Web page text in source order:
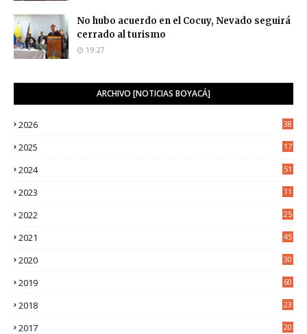
No hubo acuerdo en el Cocuy, Nevado seguirá
cerrado al turismo
19:27
ARCHIVO [NOTICIAS BOYACÁ]
2026 38
2025
17
2024 51
2023
11
2022
25
2021
45
2020
30
2019 60
2018
23
2017
20